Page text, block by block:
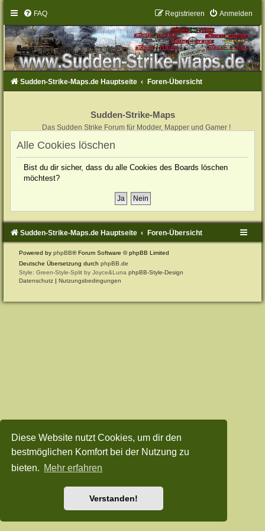
Diese Website nutzt Cookies, um dir den
bestmöglichen Komfort bei der Nutzung zu
bieten. Mehr erfahren
Verstanden!
FAQ Anmelden
Registrieren
Sudden-Strike-Maps.de Hauptseite Foren-Übersicht
Sudden-Strike-Maps
Das Sudden Strike Forum für Modder, Mapper und Gamer !
Alle Cookies löschen
Bist du dir sicher, dass du alle Cookies des Boards löschen
möchtest?
Sudden-Strike-Maps.de Hauptseite Foren-Übersicht
Powered byphpBB® Forum Software © phpBB Limited
Deutsche Übersetzung durchphpBB.de
Style: Green-Style-Split by Joyce&LunaphpBB-Style-Design
Datenschutz |Nutzungsbedingungen